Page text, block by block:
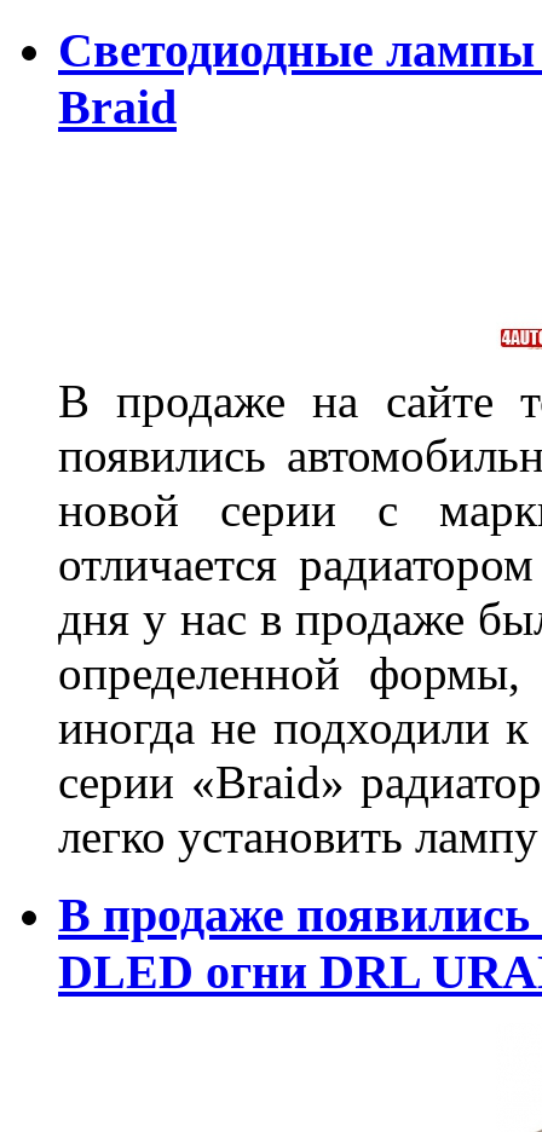
Светодиодные лампы
Braid
В продаже на сайте
появились
новой серии с
отличается
дня у нас в продаже
определенной
иногда не подходили
серии «Braid»
легко установить
В продаже
DLED огни DRL